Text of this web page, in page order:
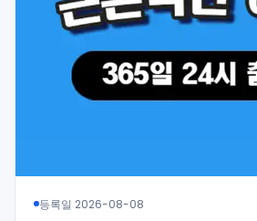
등록일 2026-08-08